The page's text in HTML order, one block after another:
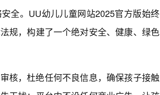
全。UU幼儿儿童网站2025官方版始终
规，构建了一个绝对安全、健康、绿色
核，杜绝任何不良信息，确保孩子接触